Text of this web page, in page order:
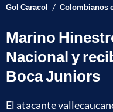
Gol Caracol / Colombianos
Marino
Nacional y
Boca Juniors
El atacante